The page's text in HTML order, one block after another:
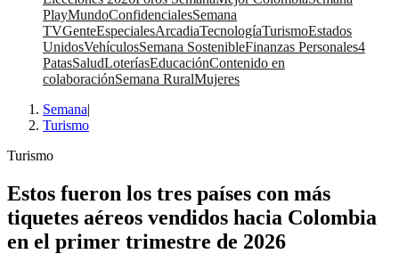
PlayMundoConfidencialesSemana
TVGenteEspecialesArcadiaTecnologíaTurismoEstados
UnidosVehículosSemana SostenibleFinanzas Personales4
PatasSaludLoteríasEducaciónContenido en
colaboraciónSemana RuralMujeres
Semana|
Turismo
Turismo
Estos fueron los tres países con más
tiquetes aéreos vendidos hacia Colombia
en el primer trimestre de 2026